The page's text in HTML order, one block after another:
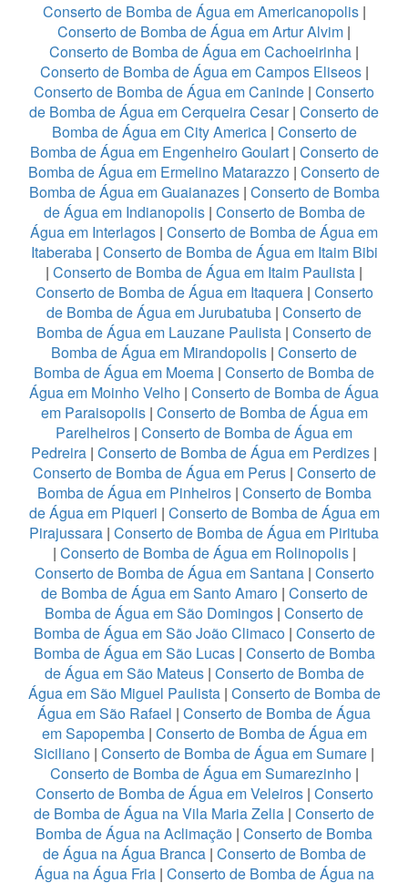
Conserto de Bomba de Água em Americanopolis |
Conserto de Bomba de Água em Artur Alvim |
Conserto de Bomba de Água em Cachoeirinha |
Conserto de Bomba de Água em Campos Eliseos |
Conserto de Bomba de Água em Caninde | Conserto
de Bomba de Água em Cerqueira Cesar| Conserto de
Bomba de Água em City America | Conserto de
Bomba de Água em Engenheiro Goulart | Conserto de
Bomba de Água em Ermelino Matarazzo | Conserto de
Bomba de Água em Guaianazes| Conserto de Bomba
de Água em Indianopolis| Conserto de Bomba de
Água em Interlagos | Conserto de Bomba de Água em
Itaberaba| Conserto de Bomba de Água em Itaim Bibi
| Conserto de Bomba de Água em Itaim Paulista |
Conserto de Bomba de Água em Itaquera| Conserto
de Bomba de Água em Jurubatuba | Conserto de
Bomba de Água em Lauzane Paulista | Conserto de
Bomba de Água em Mirandopolis | Conserto de
Bomba de Água em Moema | Conserto de Bomba de
Água em Moinho Velho | Conserto de Bomba de Água
em Paraisopolis| Conserto de Bomba de Água em
Parelheiros | Conserto de Bomba de Água em
Pedreira | Conserto de Bomba de Água em Perdizes |
Conserto de Bomba de Água em Perus| Conserto de
Bomba de Água em Pinheiros| Conserto de Bomba
de Água em Piqueri | Conserto de Bomba de Água em
Pirajussara | Conserto de Bomba de Água em Pirituba
| Conserto de Bomba de Água em Rolinopolis|
Conserto de Bomba de Água em Santana| Conserto
de Bomba de Água em Santo Amaro| Conserto de
Bomba de Água em São Domingos | Conserto de
Bomba de Água em São João Climaco| Conserto de
Bomba de Água em São Lucas| Conserto de Bomba
de Água em São Mateus | Conserto de Bomba de
Água em São Miguel Paulista| Conserto de Bomba de
Água em São Rafael | Conserto de Bomba de Água
em Sapopemba | Conserto de Bomba de Água em
Siciliano | Conserto de Bomba de Água em Sumare |
Conserto de Bomba de Água em Sumarezinho|
Conserto de Bomba de Água em Veleiros| Conserto
de Bomba de Água na Vila Maria Zelia | Conserto de
Bomba de Água na Aclimação | Conserto de Bomba
de Água na Água Branca| Conserto de Bomba de
Água na Água Fria| Conserto de Bomba de Água na